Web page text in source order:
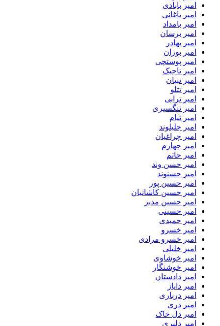
امیر بابادی
امیر باغانی
امیر بامداد
امیر برسان
امیر بهادر
امیر بوران
امیر پوستچی
امیر تاجیک
امیر تبیان
امیر تتلو
امیر ترابی
امیر تنگسیری
امیر تیام
امیر جلیلوند
امیر چراغیان
امیر چهارم
امیر حاتم
امیر حسن وند
امیر حسنوند
امیر حسین پور
امیر حسین کاشانیان
امیر حسین مدبر
امیر حسینی
امیر حمیدی
امیر خسرو
امیر خسرو مرادی
امیر خلیلی
امیر خوشاوی
امیر خوشنگار
امیر دادستان
امیر دایاز
امیر درباری
امیر دری
امیر دل خاک
امیر دلیری